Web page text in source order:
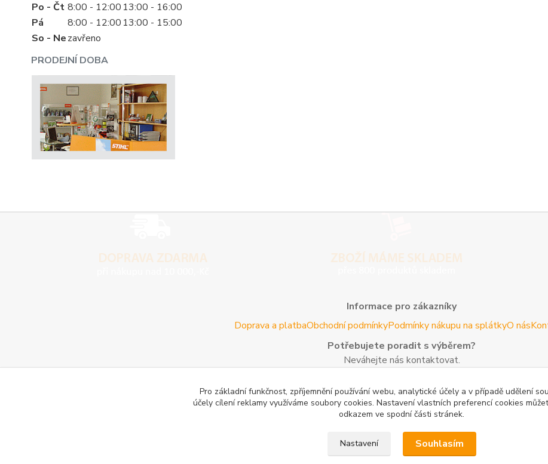
PRODEJNÍ DOBA
Po - Čt 8:00 - 12:00 13:00 - 16:00
Pá
8:00 - 12:00 13:00 - 15:00
So - Nezavřeno
Informace pro zákazníky
Doprava a platbaObchodní podmínkyPodmínky nákupu na splátkyO nás
Potřebujete poradit s výběrem?
Neváhejte nás kontaktovat.
Email:info@agroczechia.cz- kdykoliv
Užitečné informace
Woodman.sk - Predaj lesníckeho náradia a potriebFormulář odstoupení o smlouvy
oblečení a obuvi
Mapa stránek
Pro základní funkčnost, zpříjemnění používání webu, analytické účely a v případě udělení
účely cílení reklamy využíváme soubory cookies. Nastavení vlastních preferencí cookies
odkazem ve spodní části stránek.
Nastavení Souhlasím